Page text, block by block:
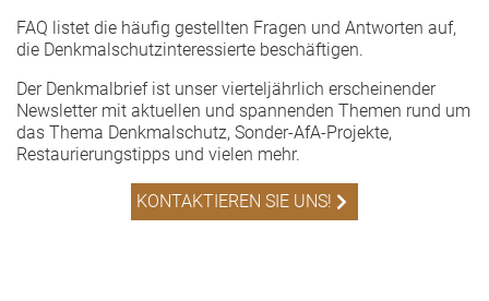
FAQ listet die häufig gestellten Fragen und Antworten auf,
die Denkmalschutzinteressierte beschäftigen.
Der Denkmalbrief ist unser vierteljährlich erscheinender
Newsletter mit aktuellen und spannenden Themen rund um
das Thema Denkmalschutz, Sonder-AfA-Projekte,
Restaurierungstipps und vielen mehr.
KONTAKTIEREN SIE UNS!